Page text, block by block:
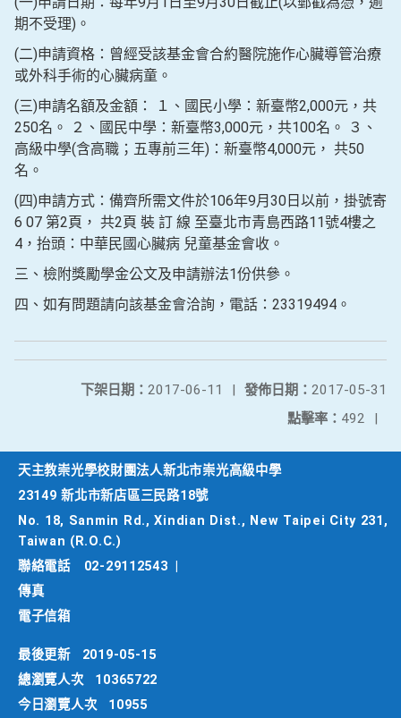
期不受理)。
(二)申請資格：曾經受該基金會合約醫院施作心臟導管治療
或外科手術的心臟病童。
(三)申請名額及金額： １、國民小學：新臺幣2,000元，共
250名。 ２、國民中學：新臺幣3,000元，共100名。 ３、
高級中學(含高職；五專前三年)：新臺幣4,000元， 共50
名。
(四)申請方式：備齊所需文件於106年9月30日以前，掛號寄
6 07 第2頁， 共2頁 裝 訂 線 至臺北市青島西路11號4樓之
4，抬頭：中華民國心臟病 兒童基金會收。
三、檢附獎勵學金公文及申請辦法1份供參。
四、如有問題請向該基金會洽詢，電話：23319494。
發佈日期： 2017-05-31
下架日期： 2017-06-11
|
點擊率： 492 |
天主教崇光學校財團法人新北市崇光高級中學
23149 新北市新店區三民路18號
No. 18, Sanmin Rd., Xindian Dist., New Taipei City 231,
Taiwan (R.O.C.)
聯絡電話
02-29112543
傳真
電子信箱
最後更新
2019-05-15
總瀏覽人次
10365722
今日瀏覽人次
10955